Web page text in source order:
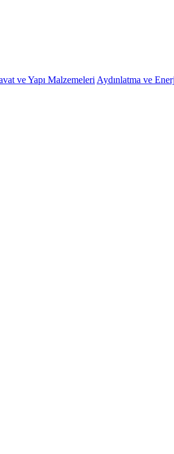
ve Yapı Malzemeleri Aydınlatma ve